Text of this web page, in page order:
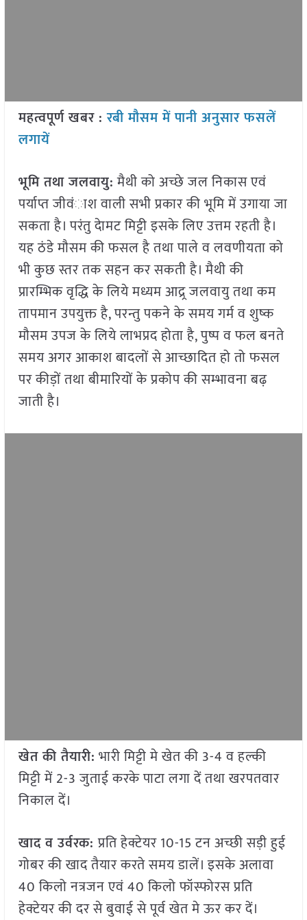
महत्वपूर्ण खबर :रबी मौसम में पानी अनुसार फसलें
लगायें
भूमि तथा जलवायु:मैथी को अच्छे जल निकास एवं
पर्याप्त जीवंाश वाली सभी प्रकार की भूमि में उगाया जा
सकता है। परंतु देामट मिट्टी इसके लिए उत्तम रहती है।
यह ठंडे मौसम की फसल है तथा पाले व लवणीयता को
भी कुछ स्तर तक सहन कर सकती है। मैथी की
प्रारम्भिक वृद्धि के लिये मध्यम आद्र्र जलवायु तथा कम
तापमान उपयुक्त है, परन्तु पकने के समय गर्म व शुष्क
मौसम उपज के लिये लाभप्रद होता है, पुष्प व फल बनते
समय अगर आकाश बादलों से आच्छादित हो तो फसल
पर कीड़ों तथा बीमारियों के प्रकोप की सम्भावना बढ़
जाती है।
खेत की तैयारी: भारी मिट्टी मे खेत की 3-4 व हल्की
मिट्टी में 2-3 जुताई करके पाटा लगा दें तथा खरपतवार
निकाल दें।
खाद व उर्वरक:प्रति हेक्टेयर 10-15 टन अच्छी सड़ी हुई
गोबर की खाद तैयार करते समय डालें। इसके अलावा
40 किलो नत्रजन एवं 40 किलो फॉस्फोरस प्रति
हेक्टेयर की दर से बुवाई से पूर्व खेत मे ऊर कर दें।